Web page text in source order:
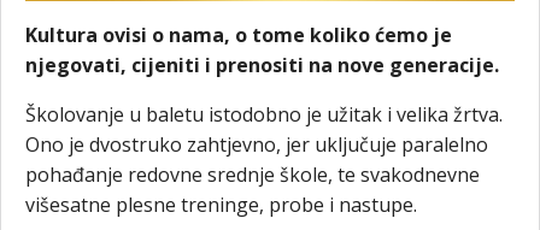
Kultura ovisi o nama, o tome koliko ćemo je
njegovati, cijeniti i prenositi na nove generacije.
Školovanje u baletu istodobno je užitak i velika žrtva.
Ono je dvostruko zahtjevno, jer uključuje paralelno
pohađanje redovne srednje škole, te svakodnevne
višesatne plesne treninge, probe i nastupe.